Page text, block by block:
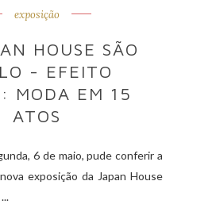
exposição
HOUSE SÃO
- EFEITO
MODA EM 15
ATOS
6 de maio, pude conferir a
exposição da Japan House